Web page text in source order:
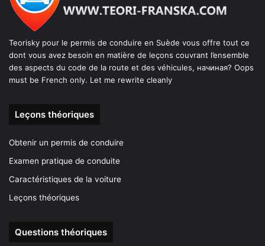
Teorisky pour le permis de conduire en Suède vous offre tout ce
dont vous avez besoin en matière de leçons couvrant l’ensemble
des aspects du code de la route et des véhicules, начиная? Oops
must be French only. Let me rewrite cleanly
Leçons théoriques
Obtenir un permis de conduire
Examen pratique de conduite
Caractéristiques de la voiture
Leçons théoriques
Questions théoriques